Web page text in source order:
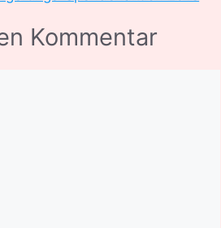
Kommentar